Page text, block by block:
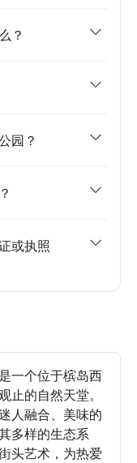
？
园？
或执照
一个位于槟岛西
止的自然天堂。
人融合、美味的
多样的生态系
头艺术，为热爱